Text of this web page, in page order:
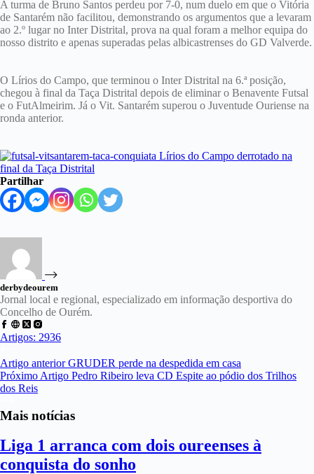
A turma de Bruno Santos perdeu por 7-0, num duelo em que o Vitória
de Santarém não facilitou, demonstrando os argumentos que a levaram
ao 2.º lugar no Inter Distrital, prova na qual foram a melhor equipa do
nosso distrito e apenas superadas pelas albicastrenses do GD Valverde.
O Lírios do Campo, que terminou o Inter Distrital na 6.ª posição,
chegou à final da Taça Distrital depois de eliminar o Benavente Futsal
e o FutAlmeirim. Já o Vit. Santarém superou o Juventude Ouriense na
ronda anterior.
Partilhar
derbydeourem
Jornal local e regional, especializado em informação desportiva do
Concelho de Ourém.
Artigos: 2936
Artigo anteriorGRUDER perde na despedida em casa
Próximo Artigo Pedro Ribeiro leva CD Espite ao pódio dos Trilhos
dos Reis
Mais notícias
Liga 1 arranca com dois oureenses à
conquista do sonho